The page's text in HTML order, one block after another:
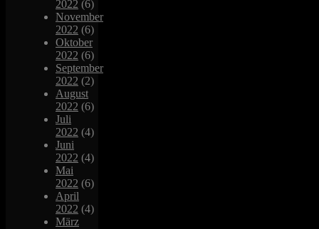
2022 (6)
November
2022 (6)
Oktober
2022 (6)
September
2022 (2)
August
2022 (6)
Juli
2022 (4)
Juni
2022 (4)
Mai
2022 (6)
April
2022 (4)
März